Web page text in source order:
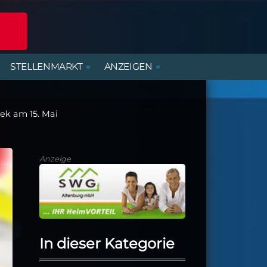
STELLENMARKT ANZEIGEN
am 15. Mai
Anzeige
In dieser Kategorie